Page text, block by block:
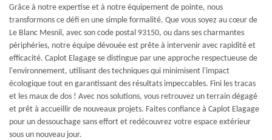
Grâce à notre expertise et à notre équipement de pointe, nous
transformons ce défi en une simple formalité. Que vous soyez au cœur de
Le Blanc Mesnil, avec son code postal 93150, ou dans ses charmantes
périphéries, notre équipe dévouée est prête à intervenir avec rapidité et
efficacité. Caplot Elagage se distingue par une approche respectueuse de
l'environnement, utilisant des techniques qui minimisent l'impact
écologique tout en garantissant des résultats impeccables. Fini les tracas
et les maux de dos ! Avec nos solutions, vous retrouvez un terrain dégagé
et prêt à accueillir de nouveaux projets. Faites confiance à Caplot Elagage
pour un dessouchage sans effort et redécouvrez votre espace extérieur
sous un nouveau jour.